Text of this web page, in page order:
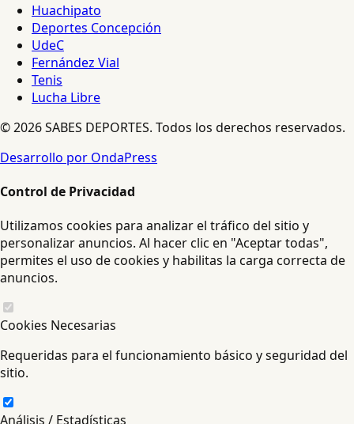
Huachipato
Deportes Concepción
UdeC
Fernández Vial
Tenis
Lucha Libre
© 2026 SABES DEPORTES. Todos los derechos reservados.
Desarrollo por OndaPress
Control de Privacidad
Utilizamos cookies para analizar el tráfico del sitio y
personalizar anuncios. Al hacer clic en "Aceptar todas",
permites el uso de cookies y habilitas la carga correcta de
anuncios.
Cookies Necesarias
Requeridas para el funcionamiento básico y seguridad del
sitio.
Análisis / Estadísticas